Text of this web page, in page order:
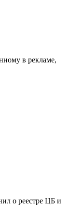
в рекламе,
о реестре ЦБ и